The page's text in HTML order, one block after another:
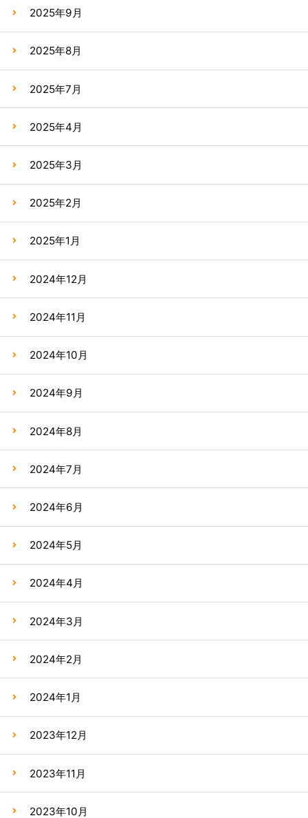
2025年9月
2025年8月
2025年7月
2025年4月
2025年3月
2025年2月
2025年1月
2024年12月
2024年11月
2024年10月
2024年9月
2024年8月
2024年7月
2024年6月
2024年5月
2024年4月
2024年3月
2024年2月
2024年1月
2023年12月
2023年11月
2023年10月